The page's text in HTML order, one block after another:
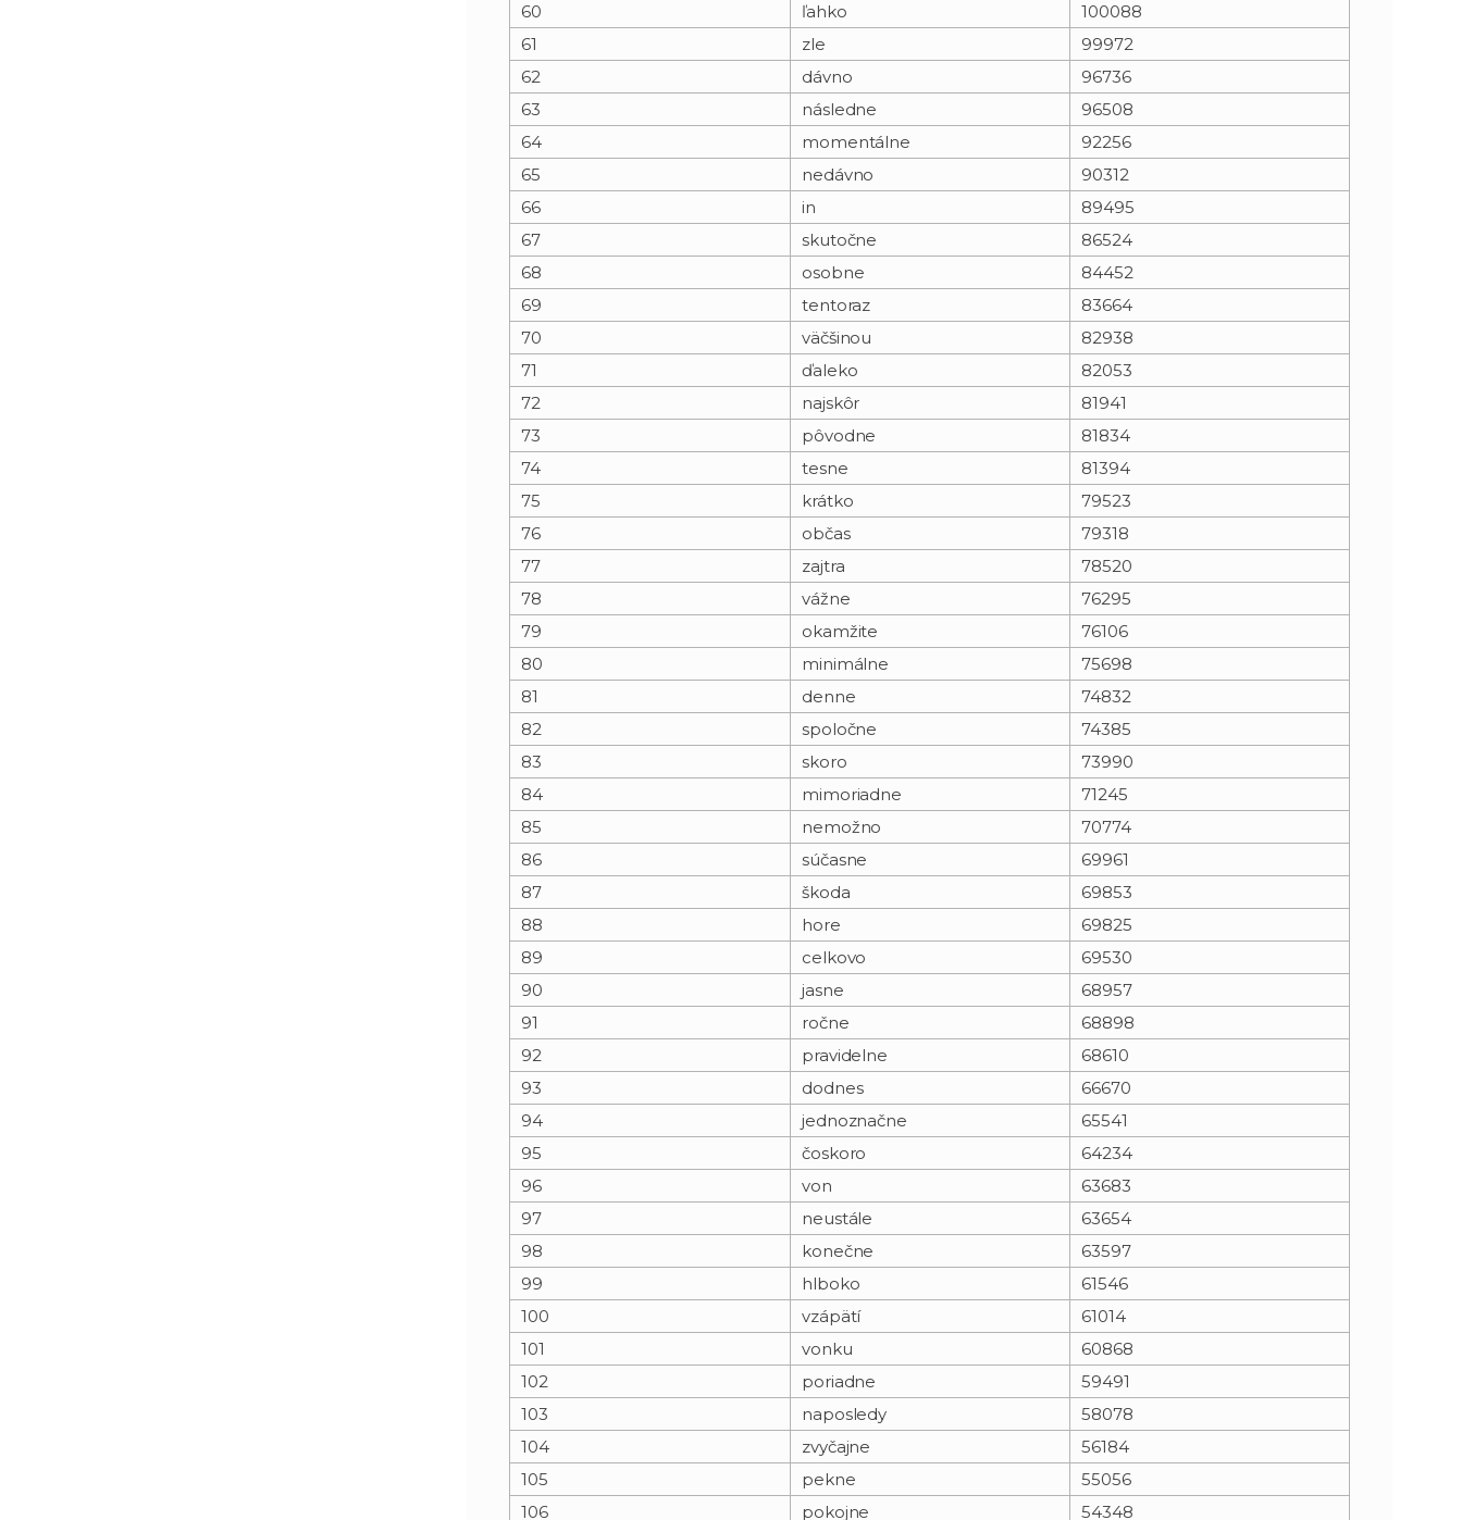
60
ľahko
100088
61
zle
99972
62
dávno
96736
63
následne
96508
64
momentálne
92256
65
nedávno
90312
66
in
89495
67
skutočne
86524
68
osobne
84452
69
tentoraz
83664
70
väčšinou
82938
71
ďaleko
82053
72
najskôr
81941
73
pôvodne
81834
74
tesne
81394
75
krátko
79523
76
občas
79318
77
zajtra
78520
78
vážne
76295
79
okamžite
76106
80
minimálne
75698
81
denne
74832
82
spoločne
74385
83
skoro
73990
84
mimoriadne
71245
85
nemožno
70774
86
súčasne
69961
87
škoda
69853
88
hore
69825
89
celkovo
69530
90
jasne
68957
91
ročne
68898
92
pravidelne
68610
93
dodnes
66670
94
jednoznačne
65541
95
čoskoro
64234
96
von
63683
97
neustále
63654
98
konečne
63597
99
hlboko
61546
100
vzápätí
61014
101
vonku
60868
102
poriadne
59491
103
naposledy
58078
104
zvyčajne
56184
105
pekne
55056
106
pokojne 54348